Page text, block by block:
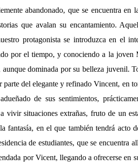
abandonado, que se encuentra en
que avalan su encantamiento.
protagonista se introduzca en el
por el tiempo, y conociendo a la joven
dominada por su belleza juvenil.
del elegante y refinado Vincent, en
de sus sentimientos,
vivir situaciones extrañas, fruto de un
en el que también tendrá acto
de estudiantes, que se encuentra
por Vicent, llegando a ofrecerse en